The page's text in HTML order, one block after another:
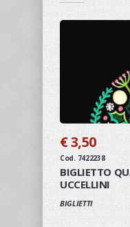
€ 3,50
Cod. 7422238
BIGLIETTO
UCCELLINI
BIGLIETTI